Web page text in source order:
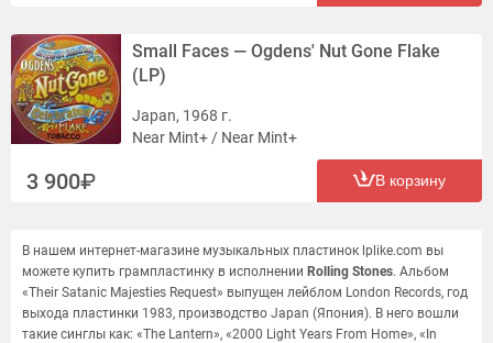
Small Faces — Ogdens' Nut Gone Flake
(LP)
Japan, 1968 г.
Near Mint+ / Near Mint+
3 900 В корзину
В нашем интернет-магазине музыкальных пластинок lplike.com вы
можете купить грампластинку в исполнении Rolling Stones. Альбом
«Their Satanic Majesties Request» выпущен лейблом London Records, год
выхода пластинки 1983, производство Japan (Япония). В него вошли
такие синглы как: «The Lantern», «2000 Light Years From Home», «In